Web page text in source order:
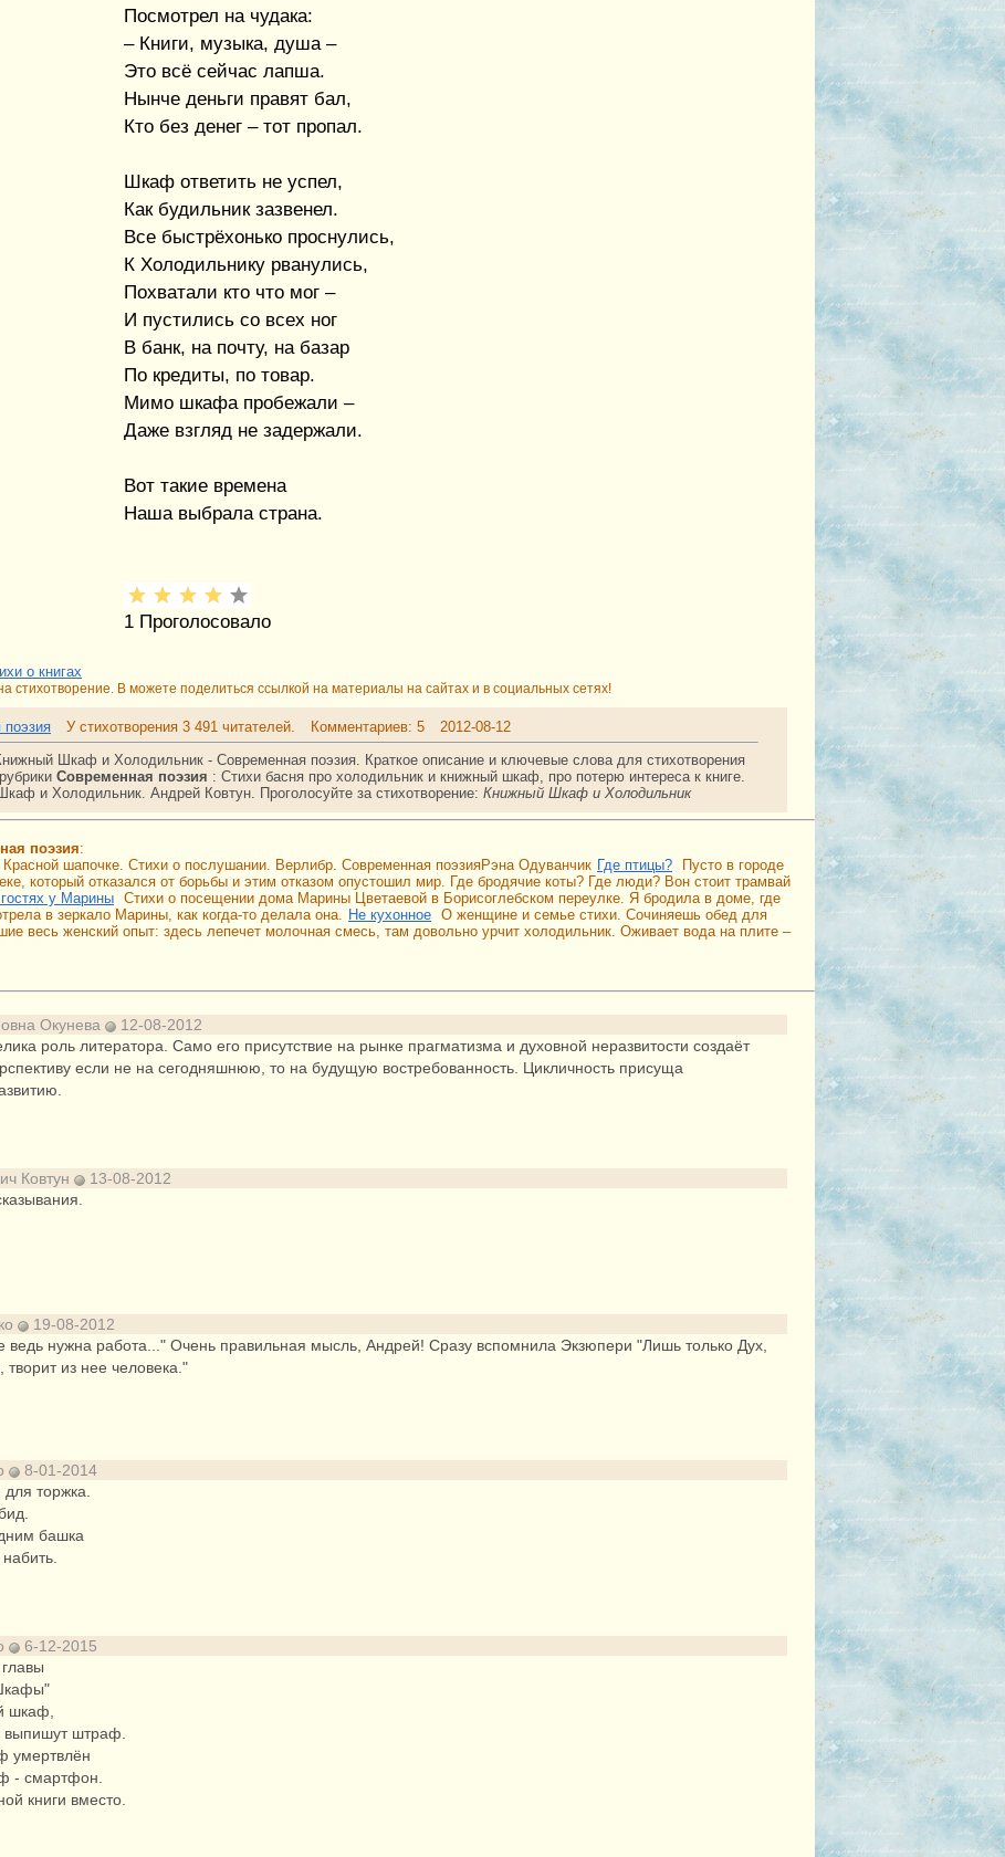
Посмотрел на чудака:
– Книги, музыка, душа –
Это всё сейчас лапша.
Нынче деньги правят бал,
Кто без денег – тот пропал.
Шкаф ответить не успел,
Как будильник зазвенел.
Все быстрёхонько проснулись,
К Холодильнику рванулись,
Похватали кто что мог –
И пустились со всех ног
В банк, на почту, на базар
По кредиты, по товар.
Мимо шкафа пробежали –
Даже взгляд не задержали.
Вот такие времена
Наша выбрала страна.
1Проголосовало
о книгах
стихотворение. В можете поделиться ссылкой на материалы на сайтах и в социальных сетях!
У стихотворения 3 491 читателей. Комментариев: 5
2012-08-12
Шкаф и Холодильник - Современная поэзия. Краткое описание и ключевые слова для стихотворения
Современная поэзия : Стихи басня про холодильник и книжный шкаф, про потерю интереса к книге.
и Холодильник. Андрей Ковтун.
Проголосуйте за стихотворение: Книжный Шкаф и Холодильник
поэзия:
Красной шапочке. Стихи о послушании. Верлибр. Современная поэзияРэна Одуванчик Где птицы?
Пусто в городе
который отказался от борьбы и этим отказом опустошил мир. Где бродячие коты? Где люди? Вон стоит трамвай
у Марины
Стихи о посещении дома Марины Цветаевой в Борисоглебском переулке. Я бродила в доме, где
в зеркало Марины, как когда-то делала она.
Не кухонное О женщине и семье стихи. Сочиняешь обед для
весь женский опыт: здесь лепечет молочная смесь, там довольно урчит холодильник. Оживает вода на плите –
Окунева
12-08-2012
роль литератора. Само его присутствие на рынке прагматизма и духовной неразвитости создаёт
если не на сегодняшнюю, то на будущую востребованность. Цикличность присуща
Ковтун
13-08-2012
19-08-2012
ведь нужна работа..." Очень правильная мысль, Андрей! Сразу вспомнила Экзюпери "Лишь только Дух,
творит из нее человека."
8-01-2014
торжка.
башка
6-12-2015
шкаф,
выпишут штраф.
умертвлён
- смартфон.
книги вместо.